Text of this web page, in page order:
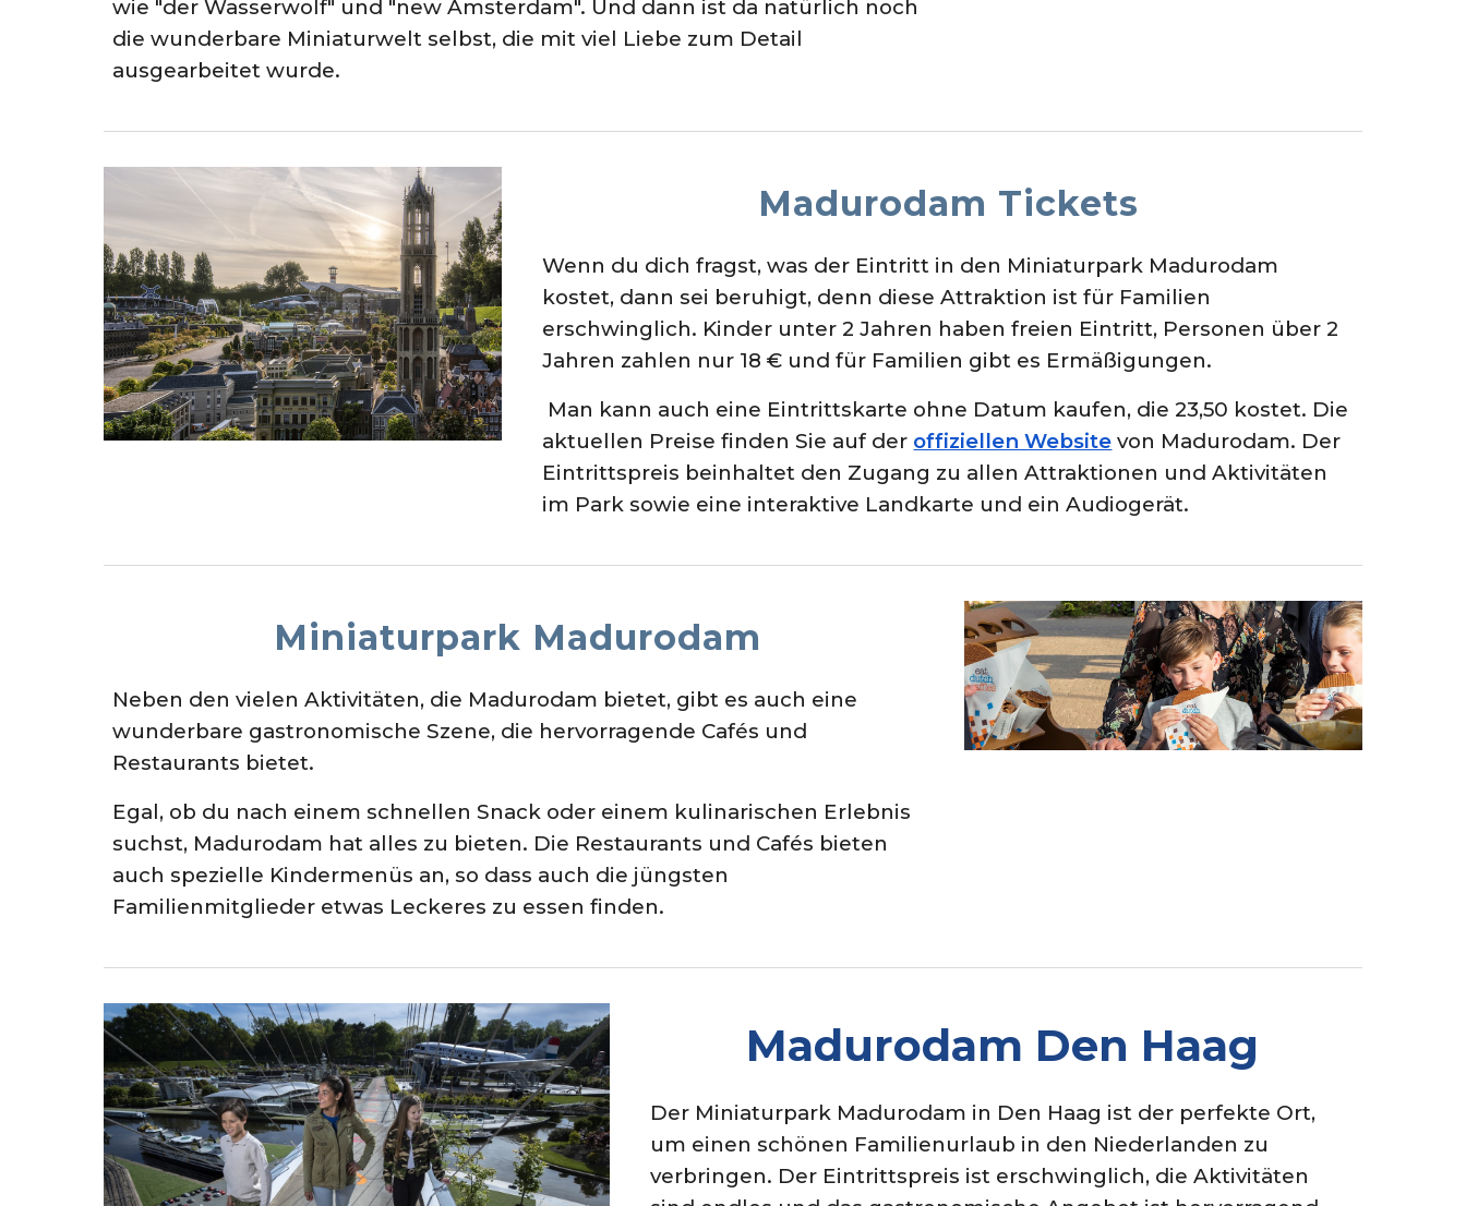
wie "der Wasserwolf" und "new Amsterdam". Und dann ist da natürlich noch
die wunderbare Miniaturwelt selbst, die mit viel Liebe zum Detail
ausgearbeitet wurde.
Madurodam Tickets
Wenn du dich fragst, was der Eintritt in den Miniaturpark Madurodam
kostet, dann sei beruhigt, denn diese Attraktion ist für Familien
erschwinglich. Kinder unter 2 Jahren haben freien Eintritt, Personen über 2
Jahren zahlen nur 18 € und für Familien gibt es Ermäßigungen.
Man kann auch eine Eintrittskarte ohne Datum kaufen, die 23,50 kostet. Die
aktuellen Preise finden Sie auf der offiziellen Website von Madurodam. Der
Eintrittspreis beinhaltet den Zugang zu allen Attraktionen und Aktivitäten
im Park sowie eine interaktive Landkarte und ein Audiogerät.
Miniaturpark Madurodam
Neben den vielen Aktivitäten, die Madurodam bietet, gibt es auch eine
wunderbare gastronomische Szene, die hervorragende Cafés und
Restaurants bietet.
Egal, ob du nach einem schnellen Snack oder einem kulinarischen Erlebnis
suchst, Madurodam hat alles zu bieten. Die Restaurants und Cafés bieten
auch spezielle Kindermenüs an, so dass auch die jüngsten
Familienmitglieder etwas Leckeres zu essen finden.
Madurodam Den Haag
Der Miniaturpark Madurodam in Den Haag ist der perfekte Ort,
um einen schönen Familienurlaub in den Niederlanden zu
verbringen. Der Eintrittspreis ist erschwinglich, die Aktivitäten